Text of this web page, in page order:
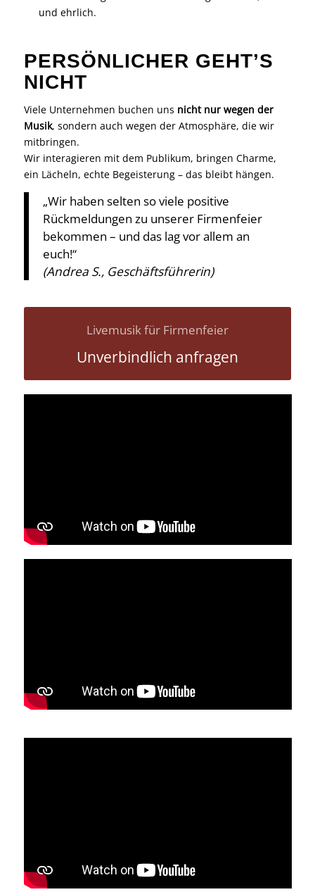
und ehrlich.
PERSÖNLICHER GEHT’S
NICHT
Viele Unternehmen buchen uns nicht nur wegen der
Musik, sondern auch wegen der Atmosphäre, die wir
mitbringen.
Wir interagieren mit dem Publikum, bringen Charme,
ein Lächeln, echte Begeisterung – das bleibt hängen.
„Wir haben selten so viele positive
Rückmeldungen zu unserer Firmenfeier
bekommen – und das lag vor allem an
euch!“
(Andrea S., Geschäftsführerin)
Livemusik für Firmenfeier
Unverbindlich anfragen